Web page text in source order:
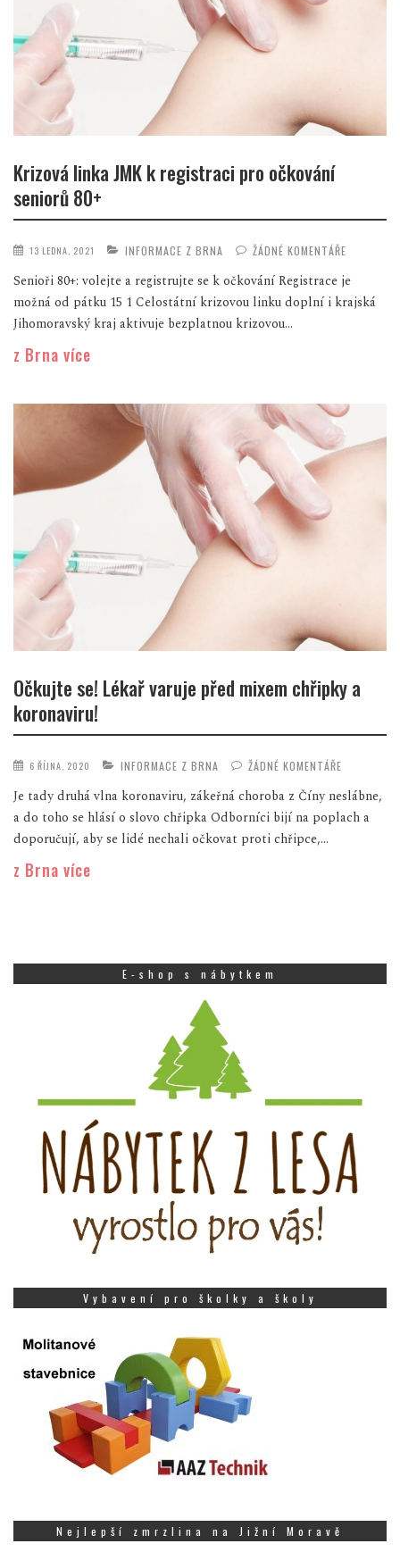
Krizová linka JMK k registraci pro očkování
seniorů 80+
13 LEDNA, 2021 INFORMACE Z BRNA ŽÁDNÉ KOMENTÁŘE
Senioři 80+: volejte a registrujte se k očkování Registrace je
možná od pátku 15 1 Celostátní krizovou linku doplní i krajská
Jihomoravský kraj aktivuje bezplatnou krizovou...
z Brna více
Očkujte se! Lékař varuje před mixem chřipky a
koronaviru!
6 ŘÍJNA, 2020 INFORMACE Z BRNA ŽÁDNÉ KOMENTÁŘE
Je tady druhá vlna koronaviru, zákeřná choroba z Číny neslábne,
a do toho se hlásí o slovo chřipka Odborníci bijí na poplach a
doporučují, aby se lidé nechali očkovat proti chřipce,...
z Brna více
E-shop s nábytkem
Vybavení pro školky a školy
Nejlepší zmrzlina na Jižní Moravě